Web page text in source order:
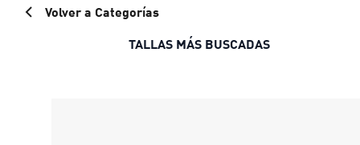
Volver a Categorías
TALLAS MÁS BUSCADAS